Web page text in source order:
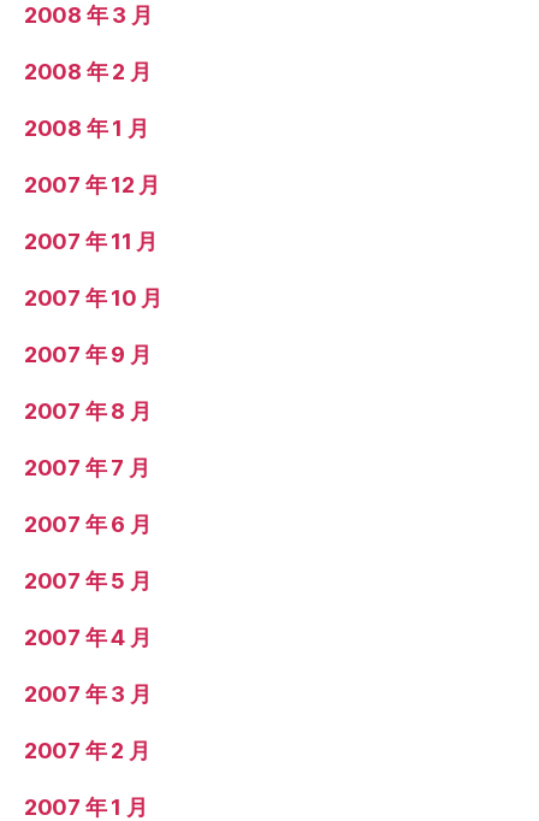
2008 年 3 月
2008 年 2 月
2008 年 1 月
2007 年 12 月
2007 年 11 月
2007 年 10 月
2007 年 9 月
2007 年 8 月
2007 年 7 月
2007 年 6 月
2007 年 5 月
2007 年 4 月
2007 年 3 月
2007 年 2 月
2007 年 1 月